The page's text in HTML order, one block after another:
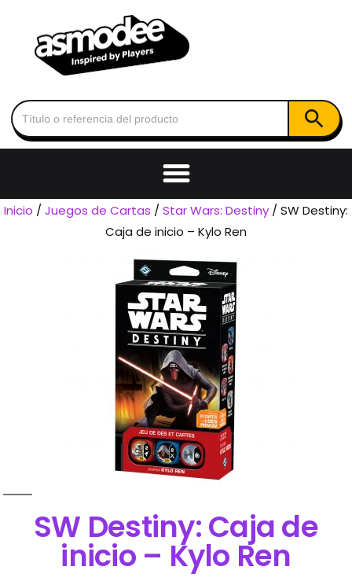
Buscar: Botón de
Inicio /Juegos de Cartas /Star Wars: Destiny / SW Destiny:
Caja de inicio – Kylo Ren
SW Destiny: Caja de
inicio – Kylo Ren